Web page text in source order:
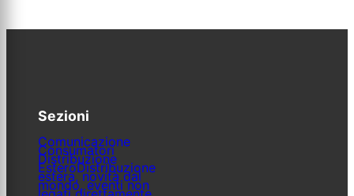
Sezioni
Comunicazione
Consumatori
Distribuzione
EsteroDistribuzione
estera, novità dal
mondo, eventi non